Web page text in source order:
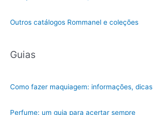
Outros catálogos Rommanel e coleções
Guias
Como fazer maquiagem: informações,
Perfume: um guia para acertar sempre